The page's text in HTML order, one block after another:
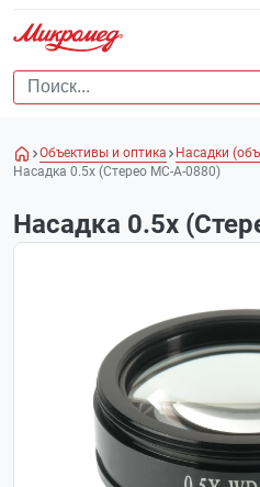
Объективы и оптика
Насадки
Насадка 0.5x (Стерео MC-A-0880)
Насадка 0.5x